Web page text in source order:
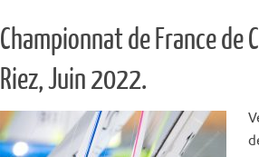
Championnat de France de
Riez, Juin 2022.